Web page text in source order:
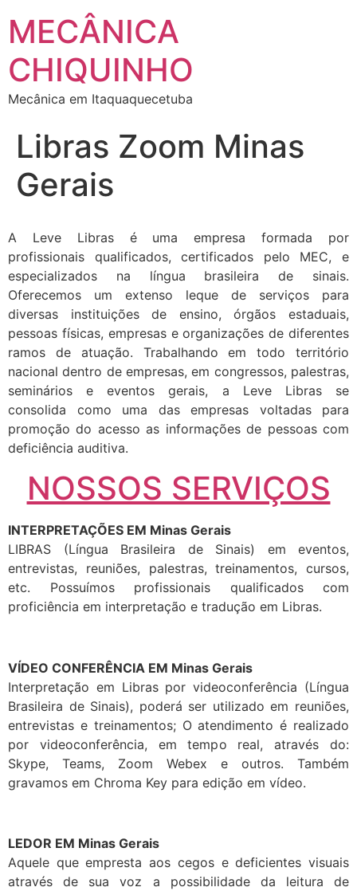
MECÂNICA
CHIQUINHO
Mecânica em Itaquaquecetuba
Libras Zoom Minas
Gerais
A Leve Libras é uma empresa formada por
profissionais qualificados, certificados pelo MEC, e
especializados na língua brasileira de sinais.
Oferecemos um extenso leque de serviços para
diversas instituições de ensino, órgãos estaduais,
pessoas físicas, empresas e organizações de diferentes
ramos de atuação. Trabalhando em todo território
nacional dentro de empresas, em congressos, palestras,
seminários e eventos gerais, a Leve Libras se
consolida como uma das empresas voltadas para
promoção do acesso as informações de pessoas com
deficiência auditiva.
NOSSOS SERVIÇOS
INTERPRETAÇÕES EM Minas Gerais
LIBRAS (Língua Brasileira de Sinais) em eventos,
entrevistas, reuniões, palestras, treinamentos, cursos,
etc. Possuímos profissionais qualificados com
proficiência em interpretação e tradução em Libras.
VÍDEO CONFERÊNCIA EM Minas Gerais
Interpretação em Libras por videoconferência (Língua
Brasileira de Sinais), poderá ser utilizado em reuniões,
entrevistas e treinamentos; O atendimento é realizado
por videoconferência, em tempo real, através do:
Skype, Teams, Zoom Webex e outros. Também
gravamos em Chroma Key para edição em vídeo.
LEDOR EM Minas Gerais
Aquele que empresta aos cegos e deficientes visuais
através de sua voz a possibilidade da leitura de